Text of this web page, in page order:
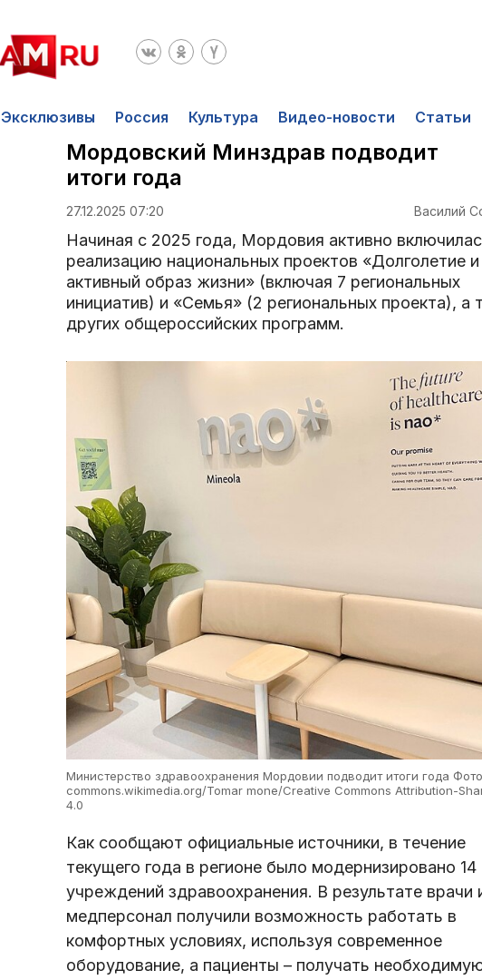
Эксклюзивы Россия Культура Видео-новости Статьи
Мордовский Минздрав подводит
итоги года
27.12.2025 07:20 Василий
Начиная с 2025 года, Мордовия активно
реализацию национальных проектов «Долголетие и
активный образ жизни» (включая 7 региональных
инициатив) и «Семья» (2 региональных проекта), а
других общероссийских программ.
Министерство здравоохранения Мордовии подводит итоги года
commons.wikimedia.org/Tomar mone/Creative Commons Attribution-
4.0
Как сообщают официальные источники, в течение
текущего года в регионе было модернизировано 14
учреждений здравоохранения. В результате врачи
медперсонал получили возможность работать в
комфортных условиях, используя современное
оборудование, а пациенты – получать